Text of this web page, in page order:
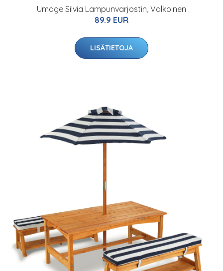
Umage Silvia Lampunvarjostin, Valkoinen
89.9 EUR
LISÄTIETOJA